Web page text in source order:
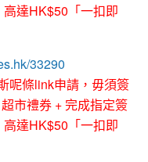
達HK$50「一扣即
33290
呢條link申請，毋須簽
市禮券 + 完成指定簽
達HK$50「一扣即